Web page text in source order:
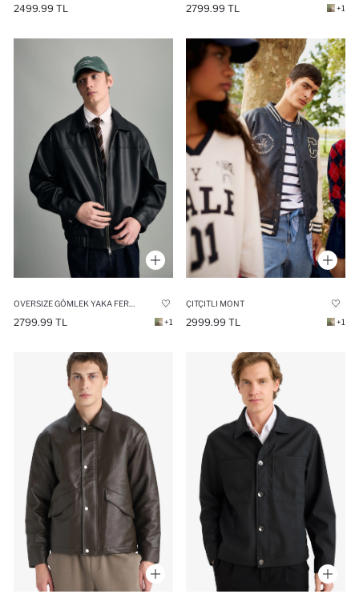
2499.99 TL 2799.99 TL +1
2799.99 TL +1
ÇITÇITLI MONT
2999.99 TL +1